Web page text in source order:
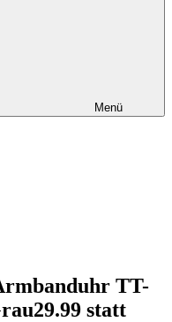
Menü
TT-
statt